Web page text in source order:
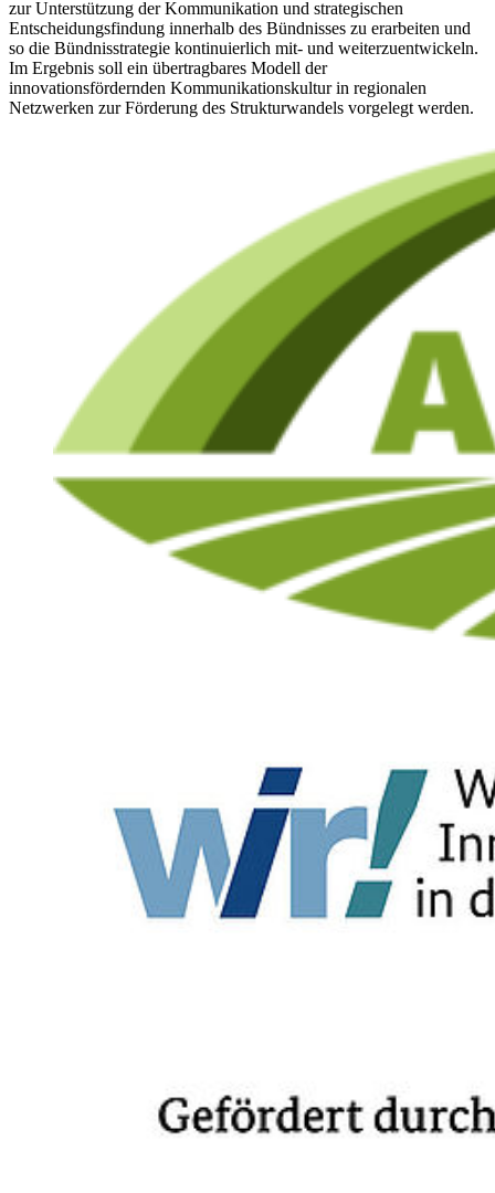
zur Unterstützung der Kommunikation und strategischen
Entscheidungsfindung innerhalb des Bündnisses zu erarbeiten und
so die Bündnisstrategie kontinuierlich mit- und weiterzuentwickeln.
Im Ergebnis soll ein übertragbares Modell der
innovationsfördernden Kommunikationskultur in regionalen
Netzwerken zur Förderung des Strukturwandels vorgelegt werden.